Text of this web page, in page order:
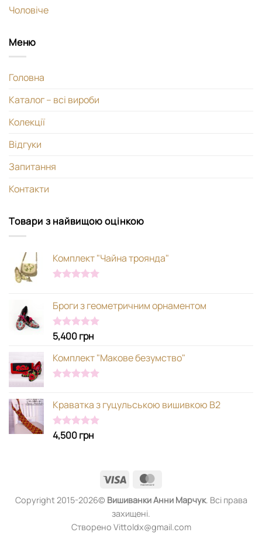
Чоловіче
Меню
Головна
Каталог – всі вироби
Колекції
Відгуки
Запитання
Контакти
Товари з найвищою оцінкою
Комплект "Чайна троянда"
Броги з геометричним орнаментом
Оцінено в
з 5
5,400грн
Комплект "Макове безумство"
Краватка з гуцульською вишивкою В2
Оцінено в
з 5
4,500грн
Visa
Copyright 2015-2026© ВишиванкиАнни Марчук. Всі права
захищені.
Створено Vittoldx@gmail.com